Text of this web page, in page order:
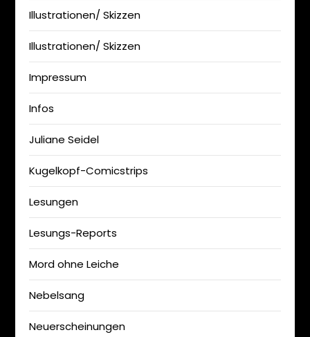
Illustrationen/ Skizzen
Illustrationen/ Skizzen
Impressum
Infos
Juliane Seidel
Kugelkopf-Comicstrips
Lesungen
Lesungs-Reports
Mord ohne Leiche
Nebelsang
Neuerscheinungen